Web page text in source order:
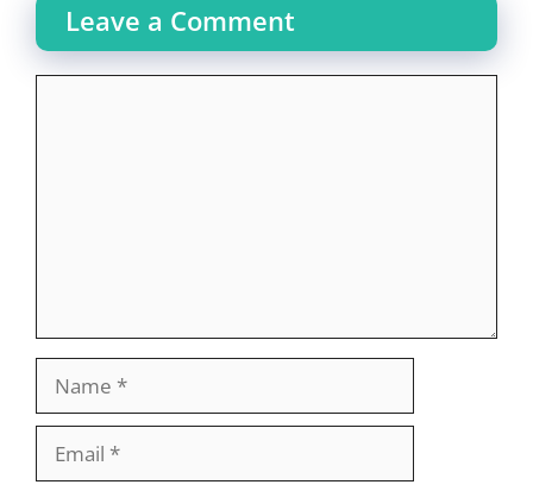
Leave a Comment